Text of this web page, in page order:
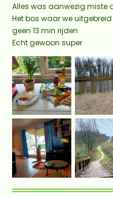
Alles was aanwezig miste
Het bos waar we
geen 13 min rijden
Echt gewoon super